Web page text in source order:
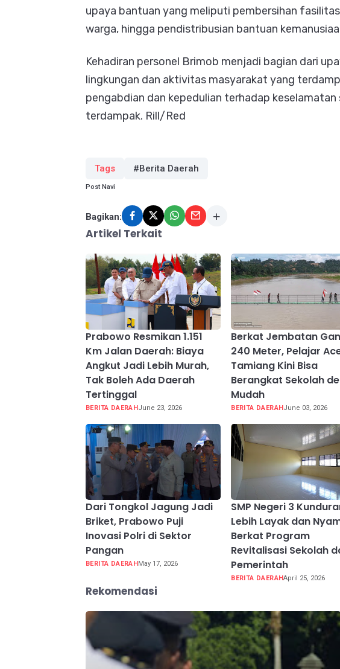
upaya bantuan yang meliputi pembersihan
warga, hingga pendistribusian bantuan
Kehadiran personel Brimob menjadi bagian dari
lingkungan dan aktivitas masyarakat yang
pengabdian dan kepedulian terhadap
terdampak. Rill/Red
Tags #Berita Daerah
Post Navi
Bagikan:
Artikel Terkait
Prabowo Resmikan 1.151
Km Jalan Daerah: Biaya
Angkut Jadi Lebih Murah,
Tak Boleh Ada Daerah
Tertinggal
BERITA DAERAH June 23, 2026
Berkat Jembatan
240 Meter, Pelajar
Tamiang Kini Bisa
Berangkat Sekolah
Mudah
BERITA DAERAH June 03, 2026
Dari Tongkol Jagung Jadi
Briket, Prabowo Puji
Inovasi Polri di Sektor
Pangan
BERITA DAERAH May 17, 2026
SMP Negeri 3
Lebih Layak dan
Berkat Program
Revitalisasi Sekolah
Pemerintah
BERITA DAERAHApril 25, 2026
Rekomendasi